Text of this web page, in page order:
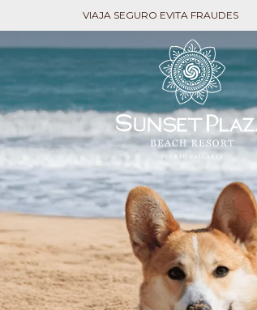
VIAJA SEGURO EVITA FRAUDES